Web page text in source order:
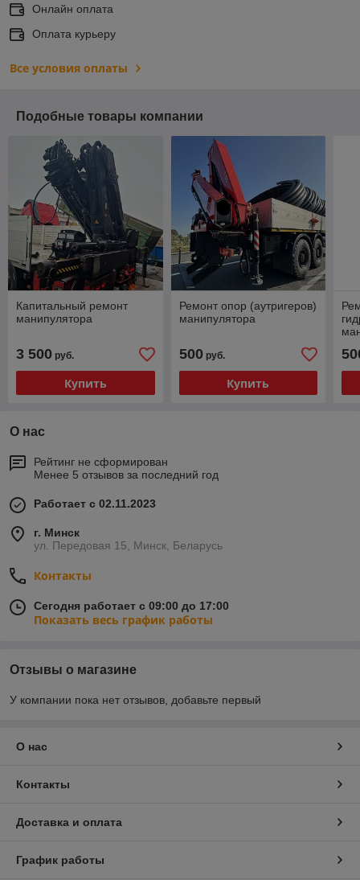
Онлайн оплата
Оплата курьеру
Все условия оплаты
Подобные товары компании
Капитальный ремонт
манипулятора
3 500 руб.
Купить
Ремонт опор (аутригеров)
манипулятора
500руб.
Купить
О нас
Рейтинг не сформирован
Менее 5 отзывов за последний год
Работает с 02.11.2023
г. Минск
ул. Передовая 15, Минск, Беларусь
Контакты
Сегодня работает с 09:00 до 17:00
Показать весь график работы
Отзывы о магазине
У компании пока нет отзывов, добавьте первый
О нас
Контакты
Доставка и оплата
График работы